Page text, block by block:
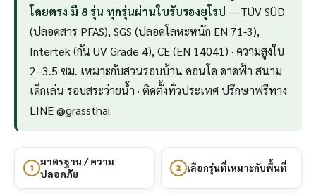
โดยตรง มี 8 รุ่น ทุกรุ่นผ่านใบรับรองยุโรป — TÜV SÜD
(ปลอดสาร PFAS), SGS (ปลอดโลหะหนัก EN 71-3),
Intertek (กัน UV Grade 4), CE (EN 14041) · ความสูงใบ
2–3.5 ซม. เหมาะกับสวนรอบบ้าน คอนโด ดาดฟ้า สนาม
เด็กเล่น รอบสระว่ายน้ำ · ติดตั้งทั่วประเทศ ปรึกษาฟรีทาง
LINE @grassthai
1
มาตรฐาน / ความ
ปลอดภัย
2 เลือกรุ่นที่เหมาะกับพื้นที่